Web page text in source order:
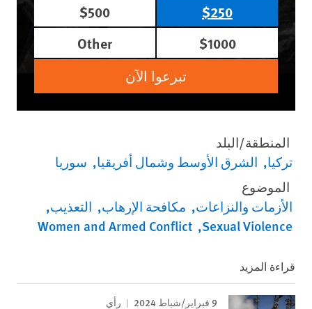
$250
$500
$1000
Other
تبرعوا الآن
المنطقة/البلد
تركيا الشرق الأوسط وشمال أفريقيا سوريا
الموضوع
الأزمات والنزاعات مكافحة الإرهاب التعذيب
Sexual Violence
Women and Armed Conflict
قراءة المزيد
9 فبراير/شباط 2024 رأي